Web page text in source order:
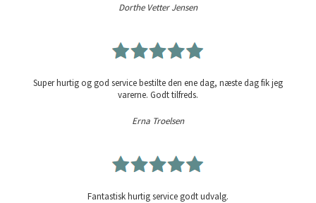
Dorthe Vetter Jensen
Super hurtig og god service bestilte den ene dag, næste dag fik jeg
varerne. Godt tilfreds.
Erna Troelsen
Fantastisk hurtig service godt udvalg.